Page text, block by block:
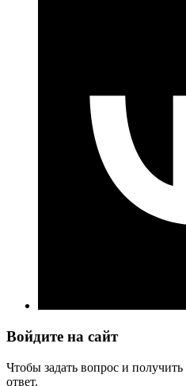
Войдите на сайт
Чтобы задать вопрос и
ответ.